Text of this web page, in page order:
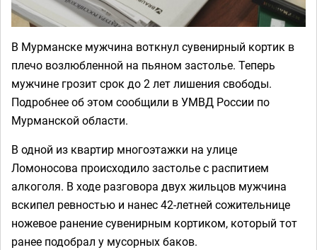
В Мурманске мужчина воткнул сувенирный кортик в
плечо возлюбленной на пьяном застолье. Теперь
мужчине грозит срок до 2 лет лишения свободы.
Подробнее об этом сообщили в УМВД России по
Мурманской области.
В одной из квартир многоэтажки на улице
Ломоносова происходило застолье с распитием
алкоголя. В ходе разговора двух жильцов мужчина
вскипел ревностью и нанес 42-летней сожительнице
ножевое ранение сувенирным кортиком, который тот
ранее подобрал у мусорных баков.